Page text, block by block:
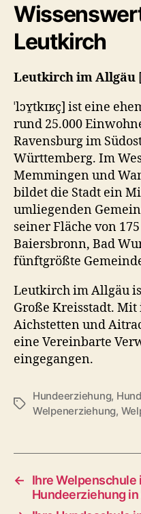
Leutkirch
Leutkirch im Allgäu
ˈlɔʏ̯tkɪʁç] ist eine
rund 25.000
Ravensburg im
Württemberg. Im
Memmingen und
bildet die Stadt ein
umliegenden
seiner Fläche von
Baiersbronn, Bad
fünftgrößte
Leutkirch im Allgäu
Große Kreisstadt.
Aichstetten und
eine Vereinbarte
eingegangen.
Schlagwörter
Hundeerziehung,
Welpenerziehung,
←
Ihre
Hundeerziehung in